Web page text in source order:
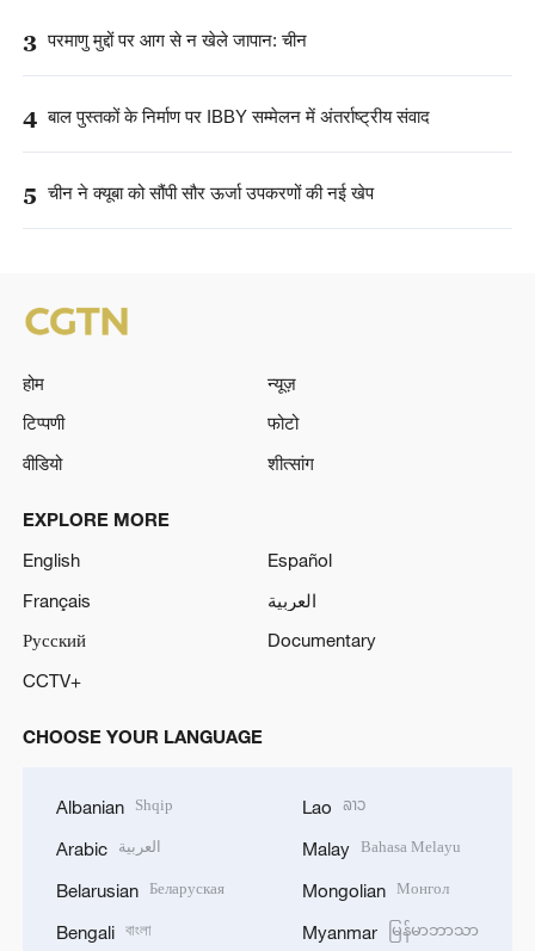
3 परमाणु मुद्दों पर आग से न खेले जापान: चीन
4 बाल पुस्तकों के निर्माण पर IBBY सम्मेलन में अंतर्राष्ट्रीय संवाद
5 चीन ने क्यूबा को सौंपी सौर ऊर्जा उपकरणों की नई खेप
होम
न्यूज़
टिप्पणी
फोटो
वीडियो
शीत्सांग
EXPLORE MORE
English
Español
Français
العربية
Русский
Documentary
CCTV+
CHOOSE YOUR LANGUAGE
Albanian Shqip
Arabic العربية
Belarusian Беларуская
Bengali বাংলা
Lao ລາວ
Malay Bahasa Melayu
Mongolian Монгол
Myanmar မြန်မာဘာသာ